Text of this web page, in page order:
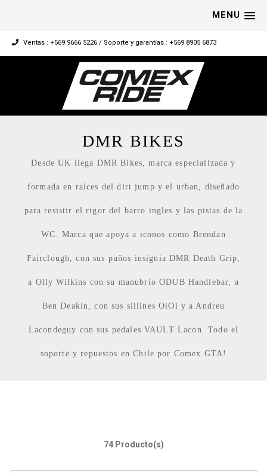
MENU
Ventas : +569 9666 5226 / Soporte y garantías : +569 8905 6873
DMR BIKES
Desde UK llega DMR Bikes, marca especializada y
formada en raíces del dirt jump y el urban, diseñado
para resistir el rigor del barro ingles y las pistas de la
WC. Marca que apoya a iconos como Brendan
Fairclough, con sus puños insignia DMR Death Grip,
a Olly Wilkins con su manubrio ODUB Handlebar, a
Ben Deakin, con sus sillines OiOi y a Andreu
Lacondeguy con sus pedales VAULT Lacon. Todo el
soporte y repuestos en Chile por Comex GTA!
74 Producto(s)